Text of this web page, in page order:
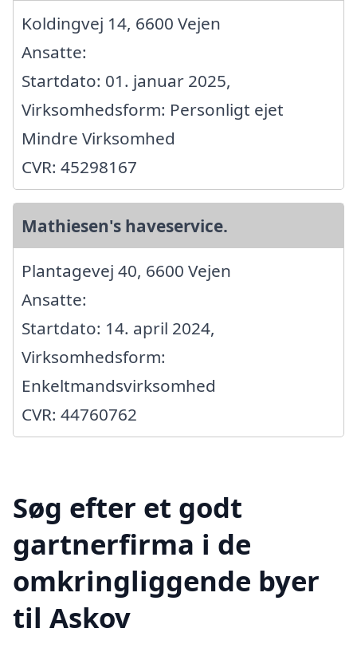
Koldingvej 14, 6600 Vejen
Ansatte:
Startdato: 01. januar 2025,
Virksomhedsform: Personligt ejet
Mindre Virksomhed
CVR: 45298167
Mathiesen's haveservice.
Plantagevej 40, 6600 Vejen
Ansatte:
Startdato: 14. april 2024,
Virksomhedsform:
Enkeltmandsvirksomhed
CVR: 44760762
Søg efter et godt
gartnerfirma i de
omkringliggende byer
til Askov